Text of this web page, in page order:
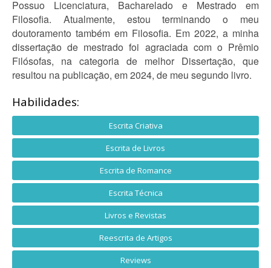
Possuo Licenciatura, Bacharelado e Mestrado em
Filosofia. Atualmente, estou terminando o meu
doutoramento também em Filosofia. Em 2022, a minha
dissertação de mestrado foi agraciada com o Prêmio
Filósofas, na categoria de melhor Dissertação, que
resultou na publicação, em 2024, de meu segundo livro.
Habilidades:
Escrita Criativa
Escrita de Livros
Escrita de Romance
Escrita Técnica
Livros e Revistas
Reescrita de Artigos
Reviews